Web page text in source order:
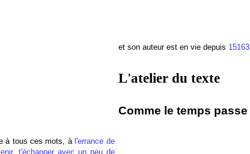
et son auteur est en vie depuis 15163
L'atelier du texte
Comme le temps passe
à tous ces mots, à l'errance de
t'échapper avec un peu de